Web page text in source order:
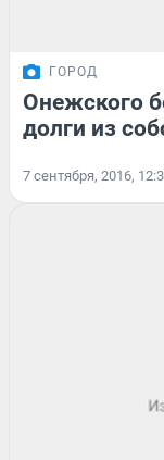
ГОРОД
Онежского
долги из
7 сентября, 2016,